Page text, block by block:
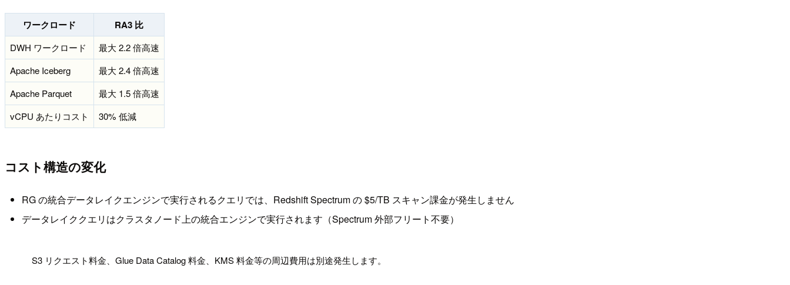
ワークロード RA3 比
DWH ワークロード
最大 2.2 倍高速
Apache Iceberg
最大 2.4 倍高速
Apache Parquet
最大 1.5 倍高速
vCPU あたりコスト
30% 低減
コスト構造の変化
RG の統合データレイクエンジンで実行されるクエリでは、Redshift Spectrum の $5/TB スキャン課金が発生しません
データレイククエリはクラスタノード上の統合エンジンで実行されます（Spectrum 外部フリート不要）
S3 リクエスト料金、Glue Data Catalog 料金、KMS 料金等の周辺費用は別途発生します。